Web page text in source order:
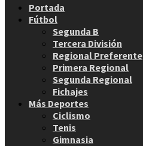
Portada
Fútbol
Segunda B
Tercera División
Regional Preferente
Primera Regional
Segunda Regional
Fichajes
Más Deportes
Ciclismo
Tenis
Gimnasia